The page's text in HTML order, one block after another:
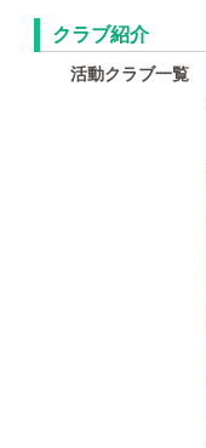
クラブ紹介
活動クラブ一覧